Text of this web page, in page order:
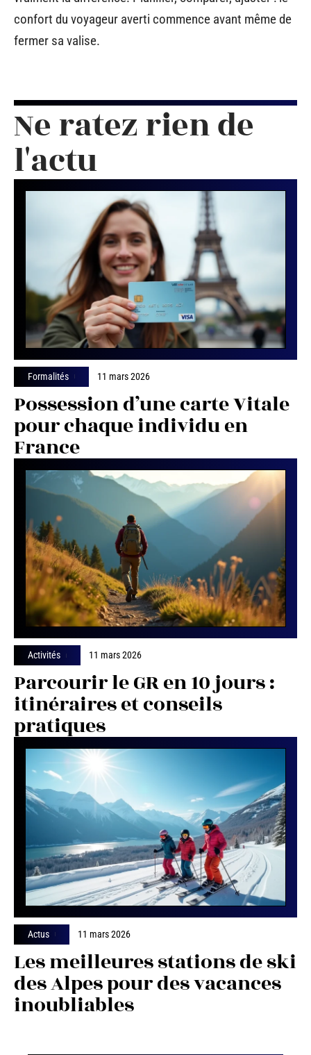
confort du voyageur averti commence avant même de
fermer sa valise.
Ne ratez rien de
l'actu
Formalités 11 mars 2026
Possession d’une carte Vitale
pour chaque individu en
France
Activités 11 mars 2026
Parcourir le GR en 10 jours :
itinéraires et conseils
pratiques
Actus 11 mars 2026
Les meilleures stations de ski
des Alpes pour des vacances
inoubliables